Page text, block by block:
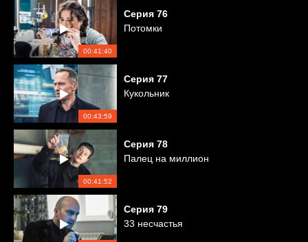
00:41:40
Серия 76
Потомки
00:43:59
Серия 77
Кукольник
00:41:52
Серия 78
Палец на миллион
Серия 79
33 несчастья